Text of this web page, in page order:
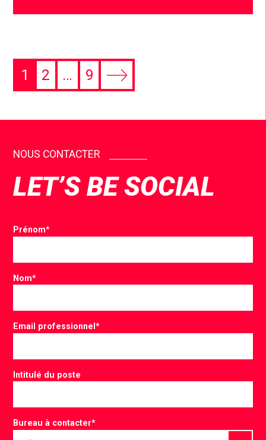
1 2 … 9
NOUS CONTACTER
LET’S BE SOCIAL
Prénom*
Nom*
Email professionnel*
Intitulé du poste
Bureau à contacter*